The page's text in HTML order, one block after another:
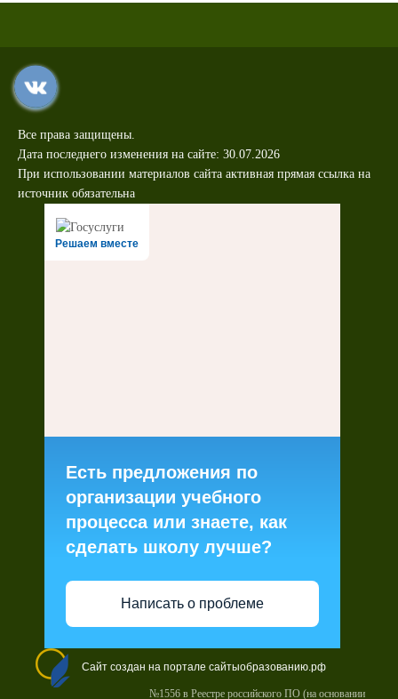
Все права защищены.
Дата последнего изменения на сайте: 30.07.2026
При использовании материалов сайта активная прямая ссылка на
источник обязательна
Решаем вместе
Есть предложения по
организации учебного
процесса или знаете, как
сделать школу лучше?
Написать о проблеме
Сайт создан на портале сайтыобразованию.рф
№1556 в Реестре российского ПО (на основании